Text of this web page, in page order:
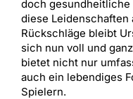
doch gesundheitliche
diese
Rückschläge bleibt
sich nun voll und
bietet nicht nur
auch ein lebendiges
Spielern.